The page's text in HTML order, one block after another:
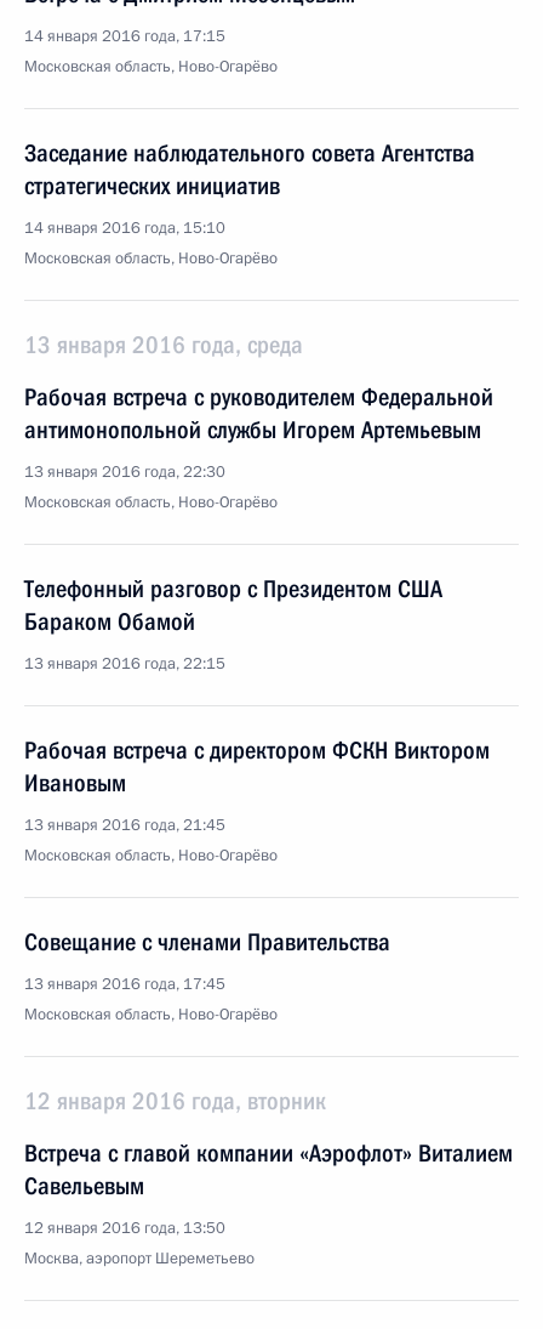
14 января 2016 года, 17:15
Московская область, Ново-Огарёво
Заседание наблюдательного совета Агентства
стратегических инициатив
14 января 2016 года, 15:10
Московская область, Ново-Огарёво
13 января 2016 года, среда
Рабочая встреча с руководителем Федеральной
антимонопольной службы Игорем Артемьевым
13 января 2016 года, 22:30
Московская область, Ново-Огарёво
Телефонный разговор с Президентом США
Бараком Обамой
13 января 2016 года, 22:15
Рабочая встреча с директором ФСКН Виктором
Ивановым
13 января 2016 года, 21:45
Московская область, Ново-Огарёво
Совещание с членами Правительства
13 января 2016 года, 17:45
Московская область, Ново-Огарёво
12 января 2016 года, вторник
Встреча с главой компании «Аэрофлот» Виталием
Савельевым
12 января 2016 года, 13:50
Москва, аэропорт Шереметьево